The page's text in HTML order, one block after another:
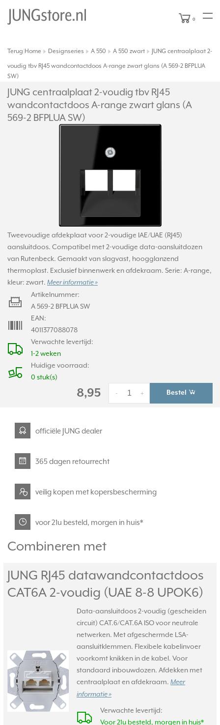
0
Terug Home Designseries A 550 A 550 zwart JUNG centraalplaat 2-
voudig tbv RJ45 wandcontactdoos A-range zwart glans (A 569-2 BFPLUA
SW)
JUNG centraalplaat 2-voudig tbv RJ45
wandcontactdoos A-range zwart glans (A
569-2 BFPLUA SW)
Tweevoudige afdekplaat voor 2-voudige IAE/UAE (RJ45)
aansluitdoos. Compatibel met 2-voudige data-aansluitdozen
van Rutenbeck. Gemaakt van slagvast, hoogglanzend
thermoplast. Exclusief binnenwerk en afdekraam. Serie: A-range,
kleur: zwart. Meer informatie »
Verwachte levertijd:
1-2 weken
Huidige voorraad:
0 stuk(s)
Artikelnummer:
A 569-2 BFPLUA SW
EAN:
4011377088078
8,95 +
- Bestel
officiële JUNG dealer
365 dagen retourrecht
veilig kopen met kopersbescherming
voor 21u besteld, morgen in huis*
Combineren met
JUNG RJ45 datawandcontactdoos
CAT6A 2-voudig (UAE 8-8 UPOK6)
Data-aansluitdoos 2-voudig (gescheiden
circuit) CAT.6/CAT.6A ISO voor neutrale
netwerken. Met afgeschermde LSA-
aansluitklemmen. Flexibele kabelinvoer
voorkomt knikken in de kabel. Voor
standaard inbouwdozen. Afdekken met
centraalplaat en afdekraam. Meer
informatie »
Verwachte levertijd:
Voor 21u besteld, morgen in huis*